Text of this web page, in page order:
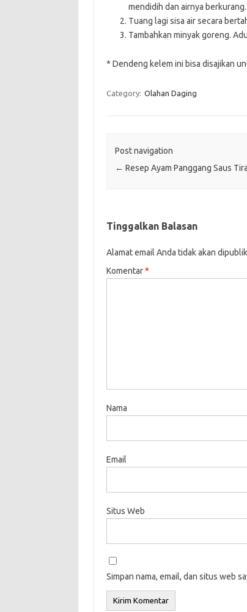
mendidih dan airnya berkurang.
Tuang lagi sisa air secara
Tambahkan minyak goreng.
* Dendeng kelem ini bisa disajikan
Category: Olahan Daging
Post navigation
← Resep Ayam Panggang Saus
Tinggalkan Balasan
Alamat email Anda tidak akan
Komentar*
Nama
Email
Situs Web
Simpan nama, email, dan situs web